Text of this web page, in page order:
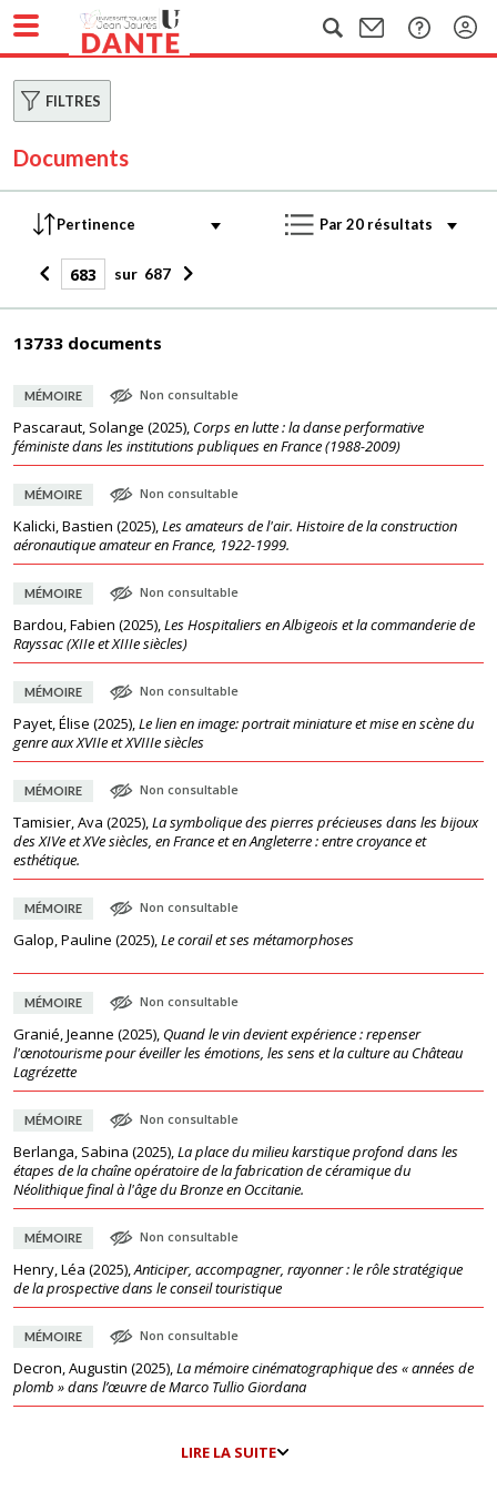
FILTRES
Documents
sur 687
13733 documents
MÉMOIRE Non consultable
Pascaraut, Solange (2025), Corps en lutte : la danse performative
féministe dans les institutions publiques en France (1988-2009)
MÉMOIRE Non consultable
Kalicki, Bastien (2025),Les amateurs de l'air. Histoire de la construction
aéronautique amateur en France, 1922-1999.
MÉMOIRE Non consultable
Bardou, Fabien (2025),Les Hospitaliers en Albigeois et la commanderie de
Rayssac (XIIe et XIIIe siècles)
MÉMOIRE Non consultable
Payet, Élise (2025),Le lien en image: portrait miniature et mise en scène du
genre aux XVIIe et XVIIIe siècles
MÉMOIRE Non consultable
Tamisier, Ava (2025),La symbolique des pierres précieuses dans les bijoux
des XIVe et XVe siècles, en France et en Angleterre : entre croyance et
esthétique.
MÉMOIRE Non consultable
Galop, Pauline (2025),Le corail et ses métamorphoses
MÉMOIRE Non consultable
Granié, Jeanne (2025), Quand le vin devient expérience : repenser
l'œnotourisme pour éveiller les émotions, les sens et la culture au Château
Lagrézette
MÉMOIRE Non consultable
Berlanga, Sabina (2025),La place du milieu karstique profond dans les
étapes de la chaîne opératoire de la fabrication de céramique du
Néolithique final à l'âge du Bronze en Occitanie.
MÉMOIRE Non consultable
Henry, Léa (2025),Anticiper, accompagner, rayonner : le rôle stratégique
de la prospective dans le conseil touristique
MÉMOIRE Non consultable
Decron, Augustin (2025),La mémoire cinématographique des « années de
plomb » dans l’œuvre de Marco Tullio Giordana
LIRE LA SUITE